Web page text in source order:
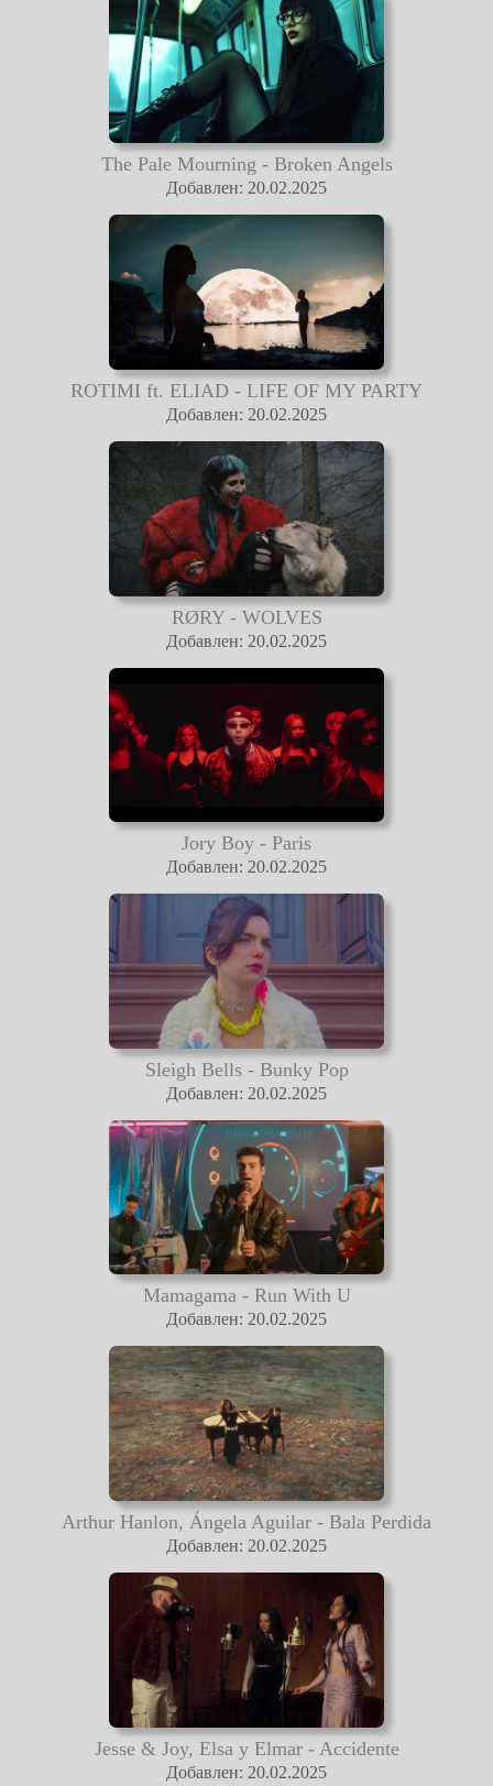
The Pale Mourning - Broken Angels
Добавлен: 20.02.2025
ROTIMI ft. ELIAD - LIFE OF MY PARTY
Добавлен: 20.02.2025
RØRY - WOLVES
Добавлен: 20.02.2025
Jory Boy - Paris
Добавлен: 20.02.2025
Sleigh Bells - Bunky Pop
Добавлен: 20.02.2025
Mamagama - Run With U
Добавлен: 20.02.2025
Arthur Hanlon, Ángela Aguilar - Bala Perdida
Добавлен: 20.02.2025
Jesse & Joy, Elsa y Elmar - Accidente
Добавлен: 20.02.2025